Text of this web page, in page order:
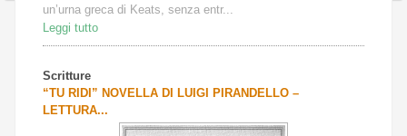
un’urna greca di Keats, senza entr...
Leggi tutto
Scritture
“TU RIDI” NOVELLA DI LUIGI PIRANDELLO –
LETTURA...